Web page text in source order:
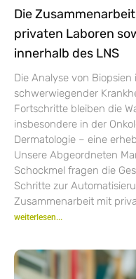
Die
privaten Laboren
innerhalb des LNS
Die Analyse von
schwerwiegender
Fortschritte bleiben die
insbesondere in der
Dermatologie – eine
Unsere Abgeordneten
Schockmel fragen die
Schritte zur
Zusammenarbeit mit
weiterlesen...